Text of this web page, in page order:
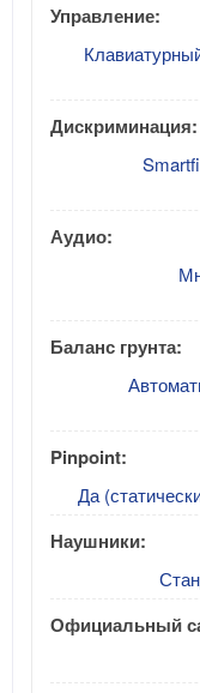
Управление:
Дискриминация:
Аудио:
Баланс грунта:
Pinpoint:
Да
Наушники:
Официальный